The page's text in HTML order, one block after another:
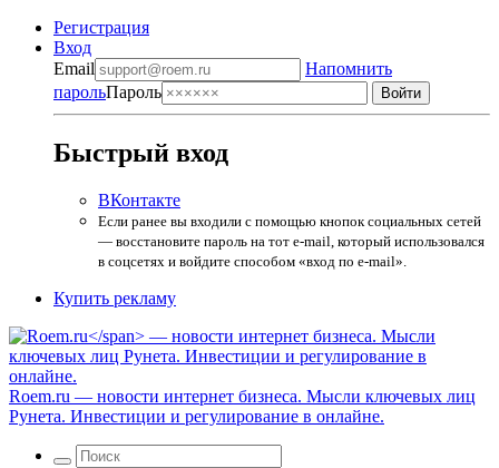
Регистрация
Вход
Email
Напомнить
парольПароль
Быстрый вход
ВКонтакте
Если ранее вы входили с помощью кнопок социальных сетей
— восстановите пароль на тот e-mail, который использовался
в соцсетях и войдите способом «вход по e-mail».
Купить рекламу
Roem.ru — новости интернет бизнеса. Мысли ключевых лиц
Рунета. Инвестиции и регулирование в онлайне.